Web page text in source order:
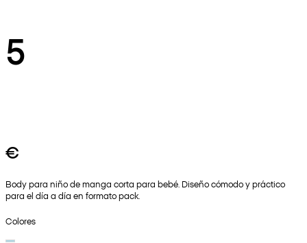
5
€
Body para niño de manga corta para bebé. Diseño cómodo y práctico
para el día a día en formato pack.
Colores